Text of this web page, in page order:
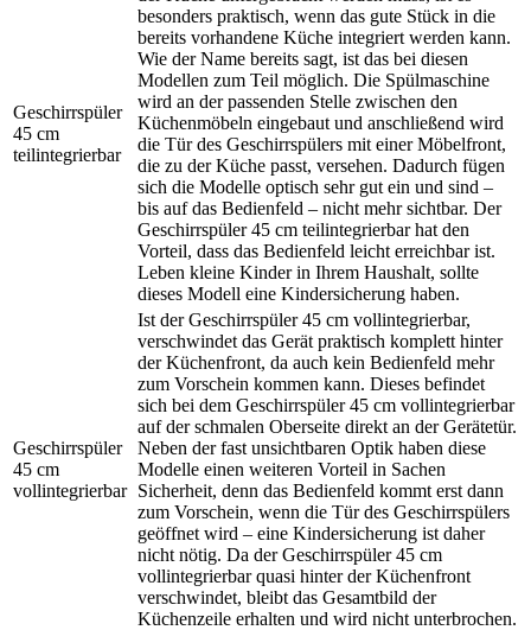
Geschirrspüler
45 cm
teilintegrierbar
besonders praktisch, wenn das gute Stück in die
bereits vorhandene Küche integriert werden kann.
Wie der Name bereits sagt, ist das bei diesen
Modellen zum Teil möglich. Die Spülmaschine
wird an der passenden Stelle zwischen den
Küchenmöbeln eingebaut und anschließend wird
die Tür des Geschirrspülers mit einer Möbelfront,
die zu der Küche passt, versehen. Dadurch fügen
sich die Modelle optisch sehr gut ein und sind –
bis auf das Bedienfeld – nicht mehr sichtbar. Der
Geschirrspüler 45 cm teilintegrierbar hat den
Vorteil, dass das Bedienfeld leicht erreichbar ist.
Leben kleine Kinder in Ihrem Haushalt, sollte
dieses Modell eine Kindersicherung haben.
Geschirrspüler
45 cm
vollintegrierbar
Ist der Geschirrspüler 45 cm vollintegrierbar,
verschwindet das Gerät praktisch komplett hinter
der Küchenfront, da auch kein Bedienfeld mehr
zum Vorschein kommen kann. Dieses befindet
sich bei dem Geschirrspüler 45 cm vollintegrierbar
auf der schmalen Oberseite direkt an der Gerätetür.
Neben der fast unsichtbaren Optik haben diese
Modelle einen weiteren Vorteil in Sachen
Sicherheit, denn das Bedienfeld kommt erst dann
zum Vorschein, wenn die Tür des Geschirrspülers
geöffnet wird – eine Kindersicherung ist daher
nicht nötig. Da der Geschirrspüler 45 cm
vollintegrierbar quasi hinter der Küchenfront
verschwindet, bleibt das Gesamtbild der
Küchenzeile erhalten und wird nicht unterbrochen.